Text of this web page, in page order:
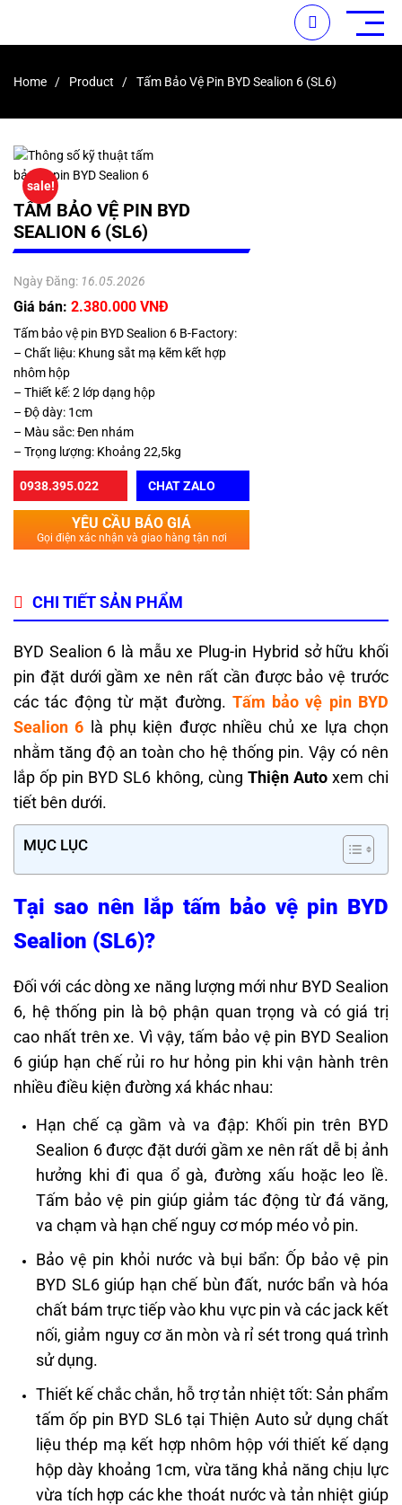
Home Product Tấm Bảo Vệ Pin BYD Sealion 6 (SL6)
sale!
TẤM BẢO VỆ PIN BYD
SEALION 6 (SL6)
Ngày Đăng: 16.05.2026
Giá bán: 2.380.000 VNĐ
Tấm bảo vệ pin BYD Sealion 6 B-Factory:
– Chất liệu: Khung sắt mạ kẽm kết hợp
nhôm hộp
– Thiết kế: 2 lớp dạng hộp
– Độ dày: 1cm
– Màu sắc: Đen nhám
– Trọng lượng: Khoảng 22,5kg
0938.395.022 CHAT ZALO
YÊU CẦU BÁO GIÁ
Gọi điện xác nhận và giao hàng tận nơi
CHI TIẾT SẢN PHẨM
BYD Sealion 6 là mẫu xe Plug-in Hybrid sở hữu khối
pin đặt dưới gầm xe nên rất cần được bảo vệ trước
các tác động từ mặt đường. Tấm bảo vệ pin BYD
Sealion 6 là phụ kiện được nhiều chủ xe lựa chọn
nhằm tăng độ an toàn cho hệ thống pin. Vậy có nên
lắp ốp pin BYD SL6 không, cùng Thiện Autoxem chi
tiết bên dưới.
MỤC LỤC
Tại sao nên lắp tấm bảo vệ pin BYD
Sealion (SL6)?
Đối với các dòng xe năng lượng mới như BYD Sealion
6, hệ thống pin là bộ phận quan trọng và có giá trị
cao nhất trên xe. Vì vậy, tấm bảo vệ pin BYD Sealion
6 giúp hạn chế rủi ro hư hỏng pin khi vận hành trên
nhiều điều kiện đường xá khác nhau:
Hạn chế cạ gầm và va đập: Khối pin trên BYD
Sealion 6 được đặt dưới gầm xe nên rất dễ bị ảnh
hưởng khi đi qua ổ gà, đường xấu hoặc leo lề.
Tấm bảo vệ pin giúp giảm tác động từ đá văng,
va chạm và hạn chế nguy cơ móp méo vỏ pin.
Bảo vệ pin khỏi nước và bụi bẩn: Ốp bảo vệ pin
BYD SL6 giúp hạn chế bùn đất, nước bẩn và hóa
chất bám trực tiếp vào khu vực pin và các jack kết
nối, giảm nguy cơ ăn mòn và rỉ sét trong quá trình
sử dụng.
Thiết kế chắc chắn, hỗ trợ tản nhiệt tốt: Sản phẩm
tấm ốp pin BYD SL6 tại Thiện Auto sử dụng chất
liệu thép mạ kết hợp nhôm hộp với thiết kế dạng
hộp dày khoảng 1cm, vừa tăng khả năng chịu lực
vừa tích hợp các khe thoát nước và tản nhiệt giúp